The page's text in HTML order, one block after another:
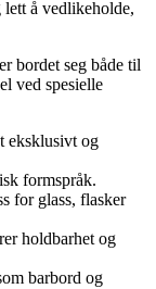
å vedlikeholde,
bordet seg både til
ved spesielle
eksklusivt og
formspråk.
for glass, flasker
holdbarhet og
barbord og